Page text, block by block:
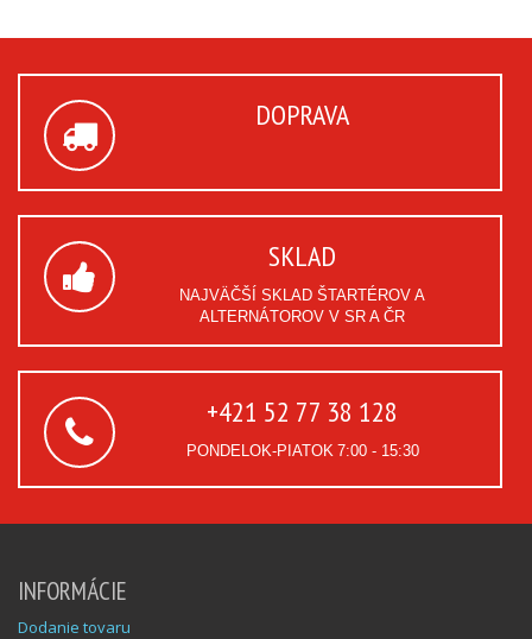
DOPRAVA
SKLAD
NAJVÄČŠÍ SKLAD ŠTARTÉROV A
ALTERNÁTOROV V SR A ČR
+421 52 77 38 128
PONDELOK-PIATOK 7:00 - 15:30
INFORMÁCIE
Dodanie tovaru